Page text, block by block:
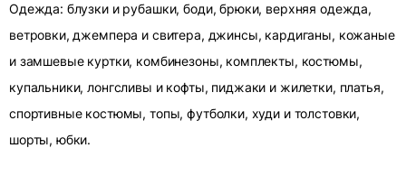
Одежда: блузки и рубашки, боди, брюки, верхняя одежда,
ветровки, джемпера и свитера, джинсы, кардиганы, кожаные
и замшевые куртки, комбинезоны, комплекты, костюмы,
купальники, лонгсливы и кофты, пиджаки и жилетки, платья,
спортивные костюмы, топы, футболки, худи и толстовки,
шорты, юбки.